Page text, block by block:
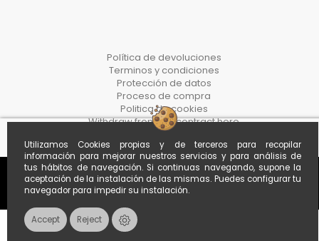
Utilizamos Cookies propias y de terceros para recopilar
información para mejorar nuestros servicios y para análisis de
tus hábitos de navegación. Si continuas navegando, supone la
aceptación de la instalación de las mismas. Puedes configurar tu
navegador para impedir su instalación.
Accept Reject
Política de devoluciones
Terminos y condiciones
Protección de datos
Proceso de compra
Politica de cookies
Withdraw from the contract here